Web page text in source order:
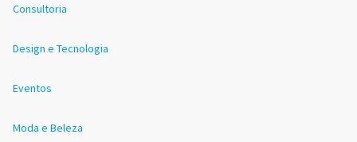
Consultoria
Design e Tecnologia
Eventos
Moda e Beleza